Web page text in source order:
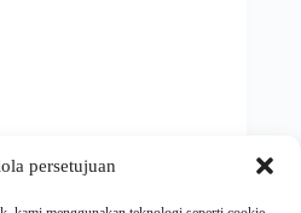
persetujuancom a Barragem